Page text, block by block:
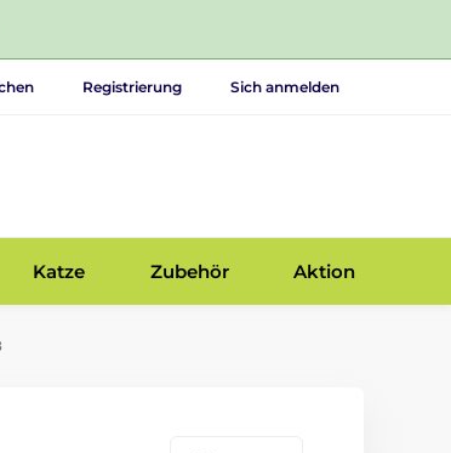
Registrierung Sich anmelden
Katze Zubehör Aktion